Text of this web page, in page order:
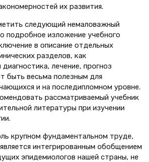
их развития.
следующий немаловажный
подробное изложение учебного
в описание отдельных
разделов, как
лечение, прогноз
быть весьма полезным для
и на последипломном уровне.
рассматриваемый учебник
литературы при изучении
крупном фундаментальном труде,
интегрированным обобщением
эпидемиологов нашей страны, не